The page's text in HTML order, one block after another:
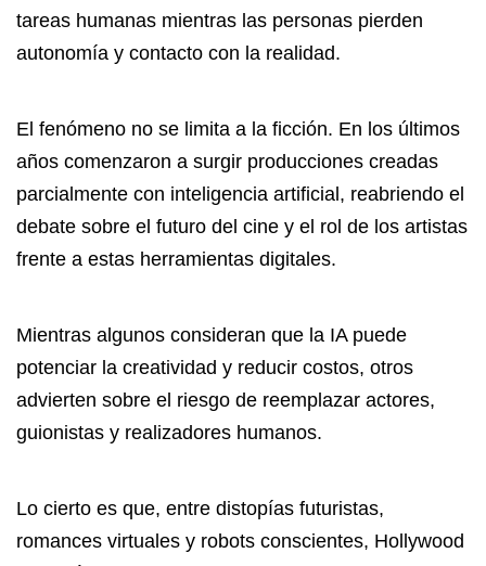
tareas humanas mientras las personas pierden
autonomía y contacto con la realidad.
El fenómeno no se limita a la ficción. En los últimos
años comenzaron a surgir producciones creadas
parcialmente con inteligencia artificial, reabriendo el
debate sobre el futuro del cine y el rol de los artistas
frente a estas herramientas digitales.
Mientras algunos consideran que la IA puede
potenciar la creatividad y reducir costos, otros
advierten sobre el riesgo de reemplazar actores,
guionistas y realizadores humanos.
Lo cierto es que, entre distopías futuristas,
romances virtuales y robots conscientes, Hollywood